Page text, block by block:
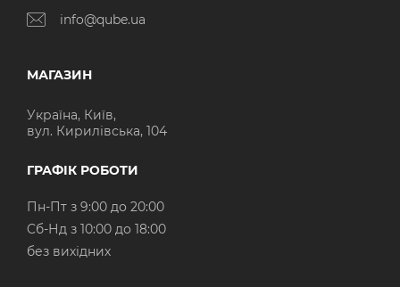
info@qube.ua
МАГАЗИН
Україна, Київ,
вул. Кирилівська, 104
ГРАФІК РОБОТИ
Пн-Пт з 9:00 до 20:00
Cб-Нд з 10:00 до 18:00
без вихідних